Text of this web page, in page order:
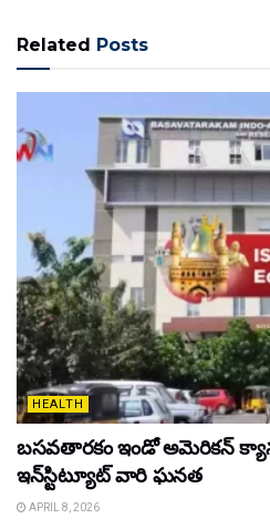
Related Posts
HEALTH
బసవతారకం ఇండో అమెరికన్
ఇన్‌స్టిట్యూట్ వారి ఘనత
APRIL 8, 2026